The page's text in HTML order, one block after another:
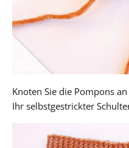
Knoten Sie die Pompons
Ihr selbstgestrickter